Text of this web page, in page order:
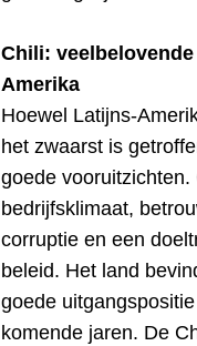
Chili:
Amerika
Hoewel Latijns-
het zwaarst is
goede
bedrijfsklimaat,
corruptie en een
beleid. Het land
goede
komende jaren. De